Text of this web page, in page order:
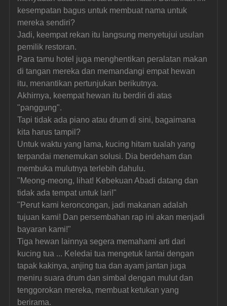
kesempatan bagus untuk membuat nama untuk
mereka sendiri?
Jadi, keempat rekan itu langsung menyetujui usulan
pemilik restoran.
Para tamu hotel juga menghentikan peralatan makan
di tangan mereka dan memandangi empat hewan
itu, menantikan pertunjukan berikutnya.
Akhirnya, keempat hewan itu berdiri di atas
"panggung".
Tapi tidak ada piano atau drum di sini, bagaimana
kita harus tampil?
Untuk waktu yang lama, kucing hitam tualah yang
terpandai menemukan solusi. Dia berdeham dan
membuka mulutnya terlebih dahulu.
"Meong-meong, lihat! Kebekuan Abadi datang dan
tidak ada tempat untuk lari!"
"Perut kami keroncongan, jadi makanan adalah
tujuan kami! Dan persembahan rap ini akan menjadi
bayaran kami!"
Tiga hewan lainnya segera memahami arti dari
kucing tua ... Keledai tua mengetuk lantai dengan
tapak kakinya, anjing tua dan ayam jantan juga
meniru suara drum dan simbal dengan mulut dan
tenggorokan mereka, membuat ketukan yang
berirama.